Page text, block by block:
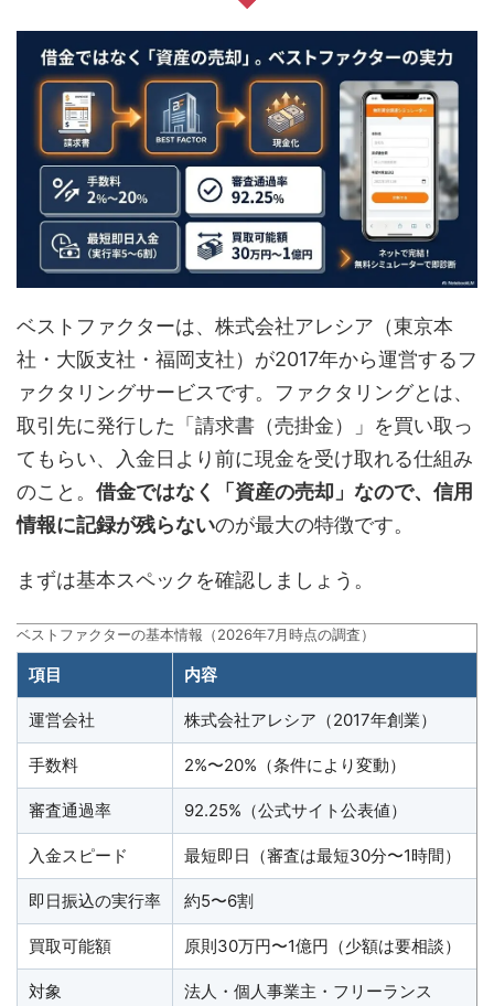
ベストファクターは、株式会社アレシア（東京本
社・大阪支社・福岡支社）が2017年から運営するフ
ァクタリングサービスです。ファクタリングとは、
取引先に発行した「請求書（売掛金）」を買い取っ
てもらい、入金日より前に現金を受け取れる仕組み
のこと。 借金ではなく「資産の売却」なので、信用
情報に記録が残らないのが最大の特徴です。
まずは基本スペックを確認しましょう。
ベストファクターの基本情報（2026年7月時点の調査）
項目 内容
運営会社 株式会社アレシア（2017年創業）
手数料 2%〜20%（条件により変動）
審査通過率 92.25%（公式サイト公表値）
入金スピード 最短即日（審査は最短30分〜1時間）
即日振込の実行率 約5〜6割
買取可能額 原則30万円〜1億円（少額は要相談）
対象 法人・個人事業主・フリーランス